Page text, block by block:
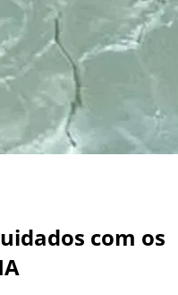
com os